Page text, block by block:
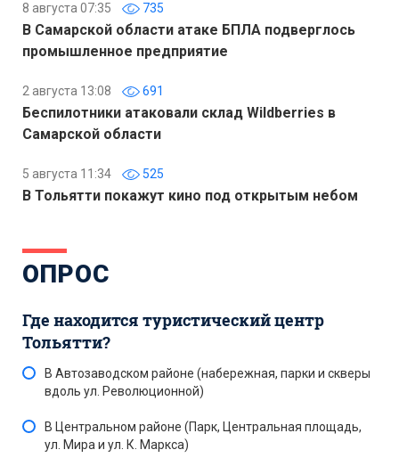
8 августа 07:35 735
В Самарской области атаке БПЛА подверглось
промышленное предприятие
2 августа 13:08 691
Беспилотники атаковали склад Wildberries в
Самарской области
5 августа 11:34 525
В Тольятти покажут кино под открытым небом
ОПРОС
Где находится туристический центр
Тольятти?
В Автозаводском районе (набережная, парки и скверы
вдоль ул. Революционной)
В Центральном районе (Парк, Центральная площадь,
ул. Мира и ул. К. Маркса)